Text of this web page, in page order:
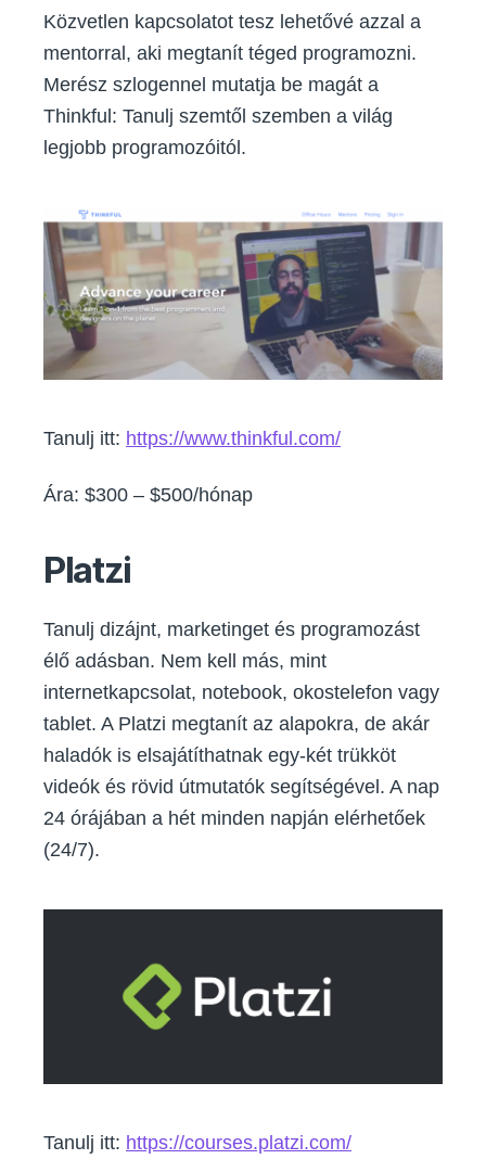
Közvetlen kapcsolatot tesz lehetővé azzal a
mentorral, aki megtanít téged programozni.
Merész szlogennel mutatja be magát a
Thinkful: Tanulj szemtől szemben a világ
legjobb programozóitól.
Tanulj itt: https://www.thinkful.com/
Ára: $300 – $500/hónap
Platzi
Tanulj dizájnt, marketinget és programozást
élő adásban. Nem kell más, mint
internetkapcsolat, notebook, okostelefon vagy
tablet. A Platzi megtanít az alapokra, de akár
haladók is elsajátíthatnak egy-két trükköt
videók és rövid útmutatók segítségével. A nap
24 órájában a hét minden napján elérhetőek
(24/7).
Tanulj itt: https://courses.platzi.com/